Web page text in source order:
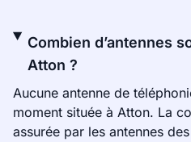
Combien d’antennes
Atton ?
Aucune antenne de
moment située à Atton. La
assurée par les antennes